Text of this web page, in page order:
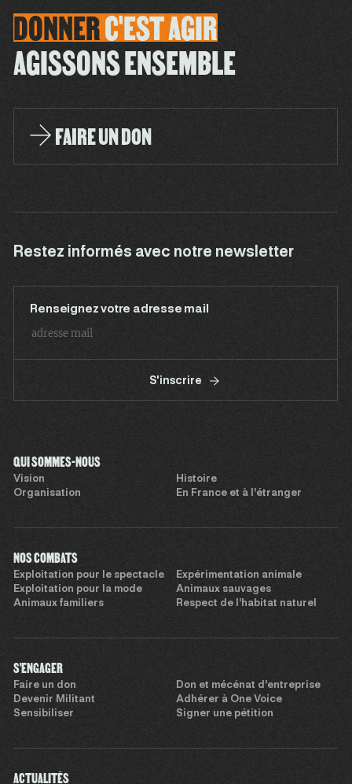
DONNERC'ESTAGIR
AGISSONS ENSEMBLE
FAIRE UN DON
Restez informés avec notre newsletter
Renseignez votre adresse mail
S'inscrire
QUI SOMMES-NOUS
Vision
Histoire
Organisation
En France et à l’étranger
NOS COMBATS
Exploitation pour le spectacle
Expérimentation animale
Exploitation pour la mode
Animaux sauvages
Animaux familiers
Respect de l’habitat naturel
S'ENGAGER
Faire un don
Don et mécénat d’entreprise
Devenir Militant
Adhérer à One Voice
Sensibiliser
Signer une pétition
ACTUALITÉS